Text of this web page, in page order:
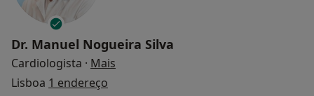
Dr. Manuel Nogueira Silva
Cardiologista · Mais
Lisboa 1 endereço